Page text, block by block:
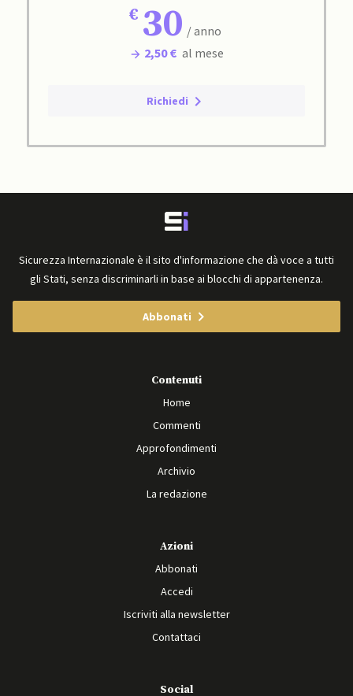
30 / anno
2,50 € al mese
Richiedi
Sicurezza Internazionale è il sito d'informazione che dà voce a tutti
gli Stati, senza discriminarli in base ai blocchi di appartenenza.
Abbonati
Contenuti
Home
Commenti
Approfondimenti
Archivio
La redazione
Azioni
Abbonati
Accedi
Iscriviti alla newsletter
Contattaci
Social